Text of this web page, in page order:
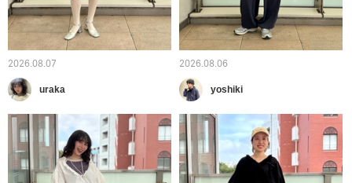
2026.08.07
uraka
2026.08.06
yoshiki